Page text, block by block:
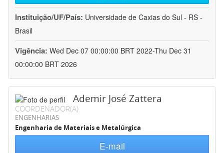
Instituição/UF/País: Universidade de Caxias do Sul - RS -
Brasil
Vigência: Wed Dec 07 00:00:00 BRT 2022-Thu Dec 31
00:00:00 BRT 2026
Ademir José Zattera
COORDENADOR(A)
ENGENHARIAS
Engenharia de Materiais e Metalúrgica
E-mail